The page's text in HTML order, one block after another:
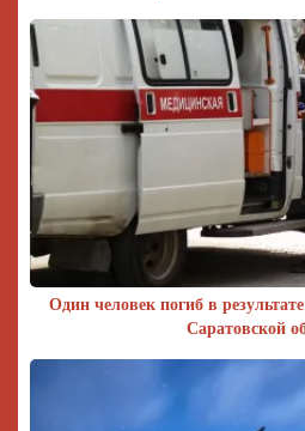
Один человек погиб в
Саратовской